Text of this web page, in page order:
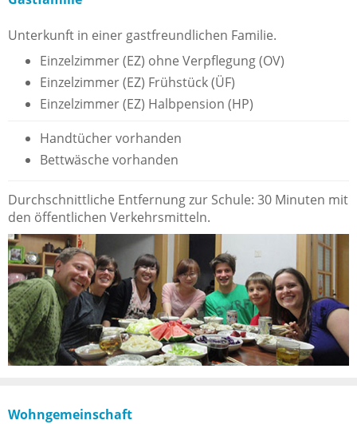
Unterkunft in einer gastfreundlichen Familie.
Einzelzimmer (EZ) ohne Verpflegung (OV)
Einzelzimmer (EZ) Frühstück (ÜF)
Einzelzimmer (EZ) Halbpension (HP)
Handtücher vorhanden
Bettwäsche vorhanden
Durchschnittliche Entfernung zur Schule: 30 Minuten mit
den öffentlichen Verkehrsmitteln.
Wohngemeinschaft